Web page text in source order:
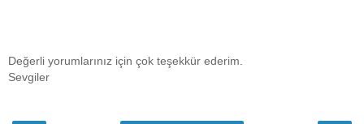
Değerli yorumlarınız için çok teşekkür ederim.
Sevgiler